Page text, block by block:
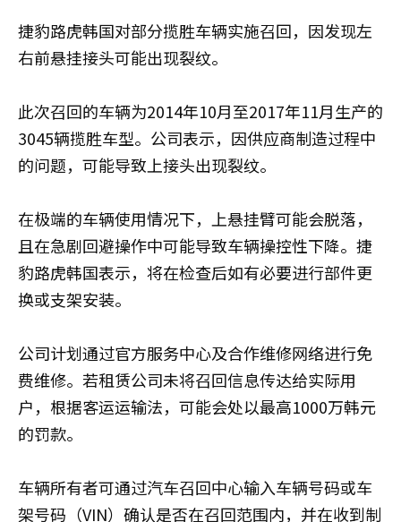
捷豹路虎韩国对部分揽胜车辆实施召回，因发现左
右前悬挂接头可能出现裂纹。
此次召回的车辆为2014年10月至2017年11月生产的
3045辆揽胜车型。公司表示，因供应商制造过程中
的问题，可能导致上接头出现裂纹。
在极端的车辆使用情况下，上悬挂臂可能会脱落，
且在急剧回避操作中可能导致车辆操控性下降。捷
豹路虎韩国表示，将在检查后如有必要进行部件更
换或支架安装。
公司计划通过官方服务中心及合作维修网络进行免
费维修。若租赁公司未将召回信息传达给实际用
户，根据客运运输法，可能会处以最高1000万韩元
的罚款。
车辆所有者可通过汽车召回中心输入车辆号码或车
架号码（VIN）确认是否在召回范围内，并在收到制